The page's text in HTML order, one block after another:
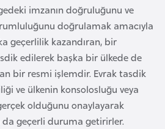
imzanın doğruluğunu ve
doğrulamak amacıyla
geçerlilik kazandıran, bir
edilerek başka bir ülkede de
bir resmi işlemdir. Evrak tasdik
ve ülkenin konsolosluğu veya
olduğunu onaylayarak
da geçerli duruma getirirler.